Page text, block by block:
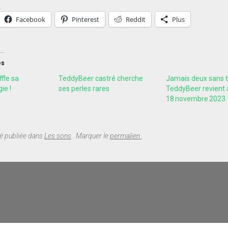
Facebook Pinterest Reddit Plus
sa
!
TeddyBeer castré cherche
ses perles rares
Jamais deux sans
TeddyBeer revient
18 novembre 2023
publiée dans Les sons . Marquer lepermalien